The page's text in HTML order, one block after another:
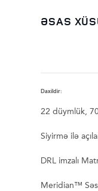
ƏSAS
Daxildir:
22 düymlük,
Siyirmə ilə
DRL imzalı
Meridian™